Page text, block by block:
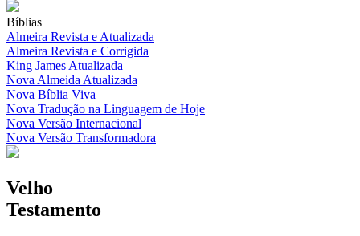
Bíblias
Almeira Revista e Atualizada
Almeira Revista e Corrigida
King James Atualizada
Nova Almeida Atualizada
Nova Bíblia Viva
Nova Tradução na Linguagem de Hoje
Nova Versão Internacional
Nova Versão Transformadora
Velho
Testamento